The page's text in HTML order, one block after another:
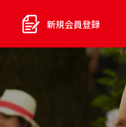
新規会員登録